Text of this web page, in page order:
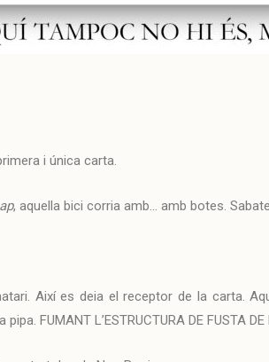
i única carta.
, aquella bici corria amb… amb botes.
Així es deia el receptor de la carta.
FUMANT L’ESTRUCTURA DE FUSTA